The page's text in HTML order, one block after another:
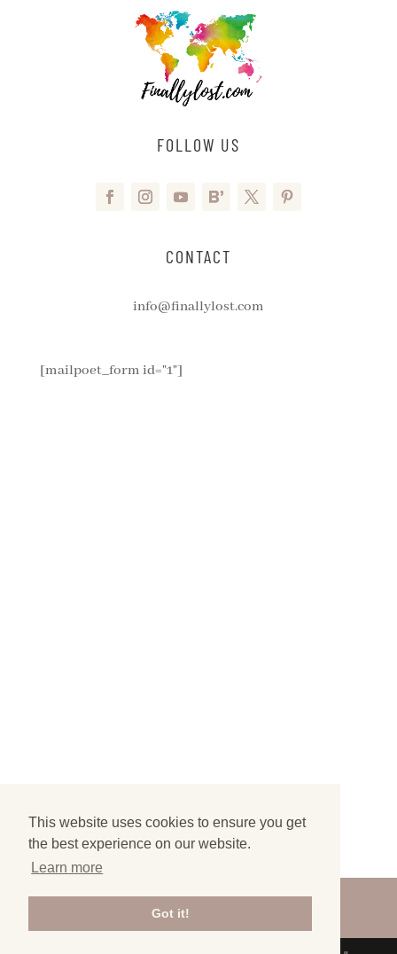
This website uses cookies to ensure you get
the best experience on our website.
Learn more
Got it!
FOLLOW US
CONTACT
info@finallylost.com
[mailpoet_form id="1"]
RESERVED